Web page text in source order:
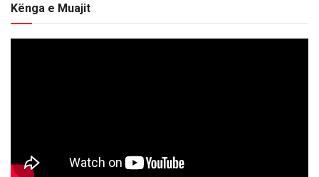
Kënga e Muajit